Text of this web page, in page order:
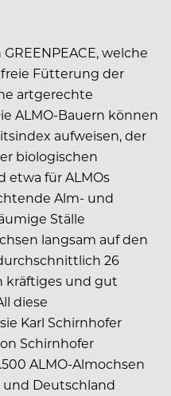
welche
Fütterung der
artgerechte
ALMO-Bauern können
aufweisen, der
biologischen
etwa für ALMOs
Alm- und
Ställe
langsam auf den
26
kräftiges und gut
diese
Karl Schirnhofer
Schirnhofer
ALMO-Almochsen
und Deutschland